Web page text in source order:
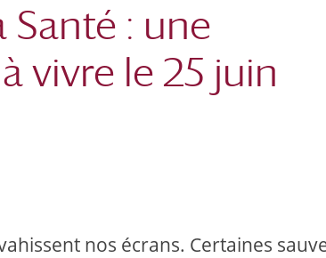
Santé : une
vivre le 25 juin
nos écrans. Certaines